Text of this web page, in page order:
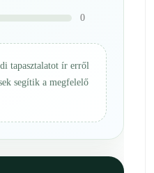
0
tapasztalatot ír erről
segítik a megfelelő